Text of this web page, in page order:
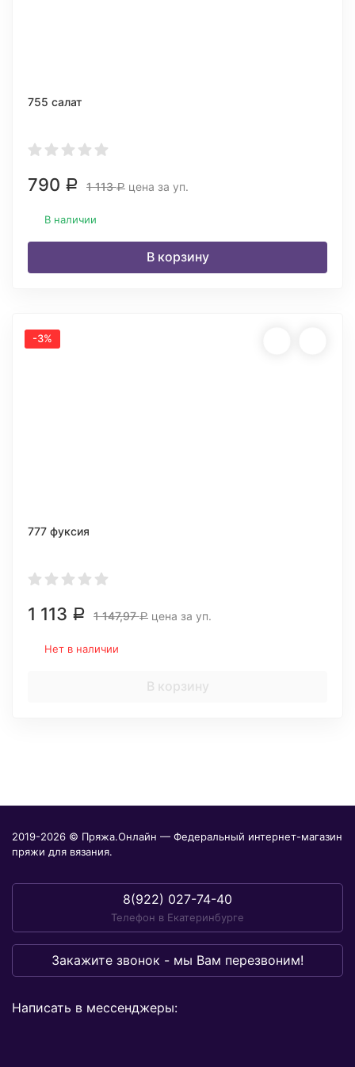
755 салат
790 Р 1 113Р цена за уп.
В наличии
В корзину
-3%
777 фуксия
1 113 Р 1 147,97Р цена за уп.
Нет в наличии
В корзину
2019-2026 © Пряжа.Онлайн — Федеральный интернет-магазин
пряжи для вязания.
8(922) 027-74-40
Телефон в Екатеринбурге
Закажите звонок - мы Вам перезвоним!
Написать в мессенджеры: